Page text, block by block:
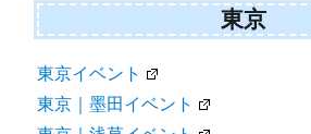
東京
東京イベント
東京｜墨田イベント